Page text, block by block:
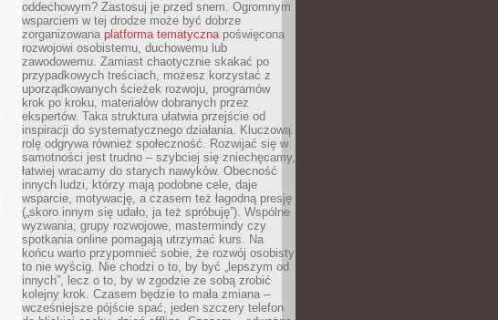
oddechowym? Zastosuj je przed snem. Ogromnym
wsparciem w tej drodze może być dobrze
zorganizowana platforma tematycznapoświęcona
rozwojowi osobistemu, duchowemu lub
zawodowemu. Zamiast chaotycznie skakać po
przypadkowych treściach, możesz korzystać z
uporządkowanych ścieżek rozwoju, programów
krok po kroku, materiałów dobranych przez
ekspertów. Taka struktura ułatwia przejście od
inspiracji do systematycznego działania. Kluczową
rolę odgrywa również społeczność. Rozwijać się w
samotności jest trudno – szybciej się zniechęcamy,
łatwiej wracamy do starych nawyków. Obecność
innych ludzi, którzy mają podobne cele, daje
wsparcie, motywację, a czasem też łagodną presję
(„skoro innym się udało, ja też spróbuję”). Wspólne
wyzwania, grupy rozwojowe, mastermindy czy
spotkania online pomagają utrzymać kurs. Na
końcu warto przypomnieć sobie, że rozwój osobisty
to nie wyścig. Nie chodzi o to, by być „lepszym od
innych”, lecz o to, by w zgodzie ze sobą zrobić
kolejny krok. Czasem będzie to mała zmiana –
wcześniejsze pójście spać, jeden szczery telefon